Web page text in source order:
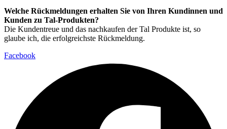
Welche Rückmeldungen erhalten Sie von Ihren Kundinnen und
Kunden zu Tal-Produkten?
Die Kundentreue und das nachkaufen der Tal Produkte ist, so
glaube ich, die erfolgreichste Rückmeldung.
Facebook